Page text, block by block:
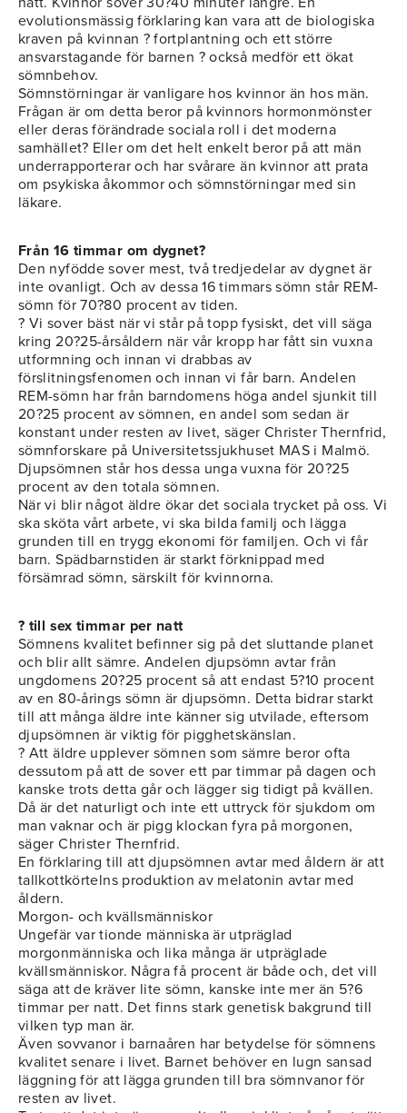
evolutionsmässig förklaring kan vara att de biologiska
kraven på kvinnan ? fortplantning och ett större
ansvarstagande för barnen ? också medför ett ökat
sömnbehov.
Sömnstörningar är vanligare hos kvinnor än hos män.
Frågan är om detta beror på kvinnors hormonmönster
eller deras förändrade sociala roll i det moderna
samhället? Eller om det helt enkelt beror på att män
underrapporterar och har svårare än kvinnor att prata
om psykiska åkommor och sömnstörningar med sin
läkare.
Från 16 timmar om dygnet?
Den nyfödde sover mest, två tredjedelar av dygnet är
inte ovanligt. Och av dessa 16 timmars sömn står REM-
sömn för 70?80 procent av tiden.
? Vi sover bäst när vi står på topp fysiskt, det vill säga
kring 20?25-årsåldern när vår kropp har fått sin vuxna
utformning och innan vi drabbas av
förslitningsfenomen och innan vi får barn. Andelen
REM-sömn har från barndomens höga andel sjunkit till
20?25 procent av sömnen, en andel som sedan är
konstant under resten av livet, säger Christer Thernfrid,
sömnforskare på Universitetssjukhuset MAS i Malmö.
Djupsömnen står hos dessa unga vuxna för 20?25
procent av den totala sömnen.
När vi blir något äldre ökar det sociala trycket på oss. Vi
ska sköta vårt arbete, vi ska bilda familj och lägga
grunden till en trygg ekonomi för familjen. Och vi får
barn. Spädbarnstiden är starkt förknippad med
försämrad sömn, särskilt för kvinnorna.
? till sex timmar per natt
Sömnens kvalitet befinner sig på det sluttande planet
och blir allt sämre. Andelen djupsömn avtar från
ungdomens 20?25 procent så att endast 5?10 procent
av en 80-årings sömn är djupsömn. Detta bidrar starkt
till att många äldre inte känner sig utvilade, eftersom
djupsömnen är viktig för pigghetskänslan.
? Att äldre upplever sömnen som sämre beror ofta
dessutom på att de sover ett par timmar på dagen och
kanske trots detta går och lägger sig tidigt på kvällen.
Då är det naturligt och inte ett uttryck för sjukdom om
man vaknar och är pigg klockan fyra på morgonen,
säger Christer Thernfrid.
En förklaring till att djupsömnen avtar med åldern är att
tallkottkörtelns produktion av melatonin avtar med
åldern.
Morgon- och kvällsmänniskor
Ungefär var tionde människa är utpräglad
morgonmänniska och lika många är utpräglade
kvällsmänniskor. Några få procent är både och, det vill
säga att de kräver lite sömn, kanske inte mer än 5?6
timmar per natt. Det finns stark genetisk bakgrund till
vilken typ man är.
Även sovvanor i barnaåren har betydelse för sömnens
kvalitet senare i livet. Barnet behöver en lugn sansad
läggning för att lägga grunden till bra sömnvanor för
resten av livet.